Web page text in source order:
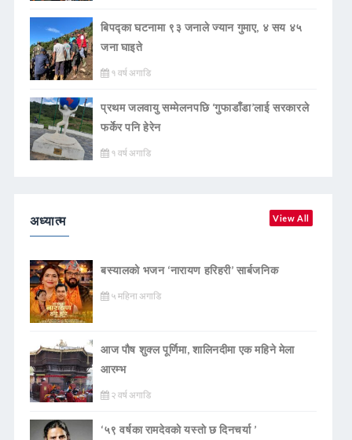
बिपद्का घटनामा ९३ जनाले ज्यान गुमाए, ४ सय ४५
जना घाइते
१ वर्ष अगाडि
प्रथम जलवायु सम्मेलनपछि ‘गुफाडाँडा’लाई सरकारले
फर्केर पनि हेरेन
१ वर्ष अगाडि
अध्यात्म View All
बस्यालको भजन ‘नारायण हरिहरी’ सार्बजनिक
५ महिना अगाडि
आज पौष शुक्ल पूर्णिमा, शालिनदीमा एक महिने मेला
आरम्भ
२ वर्ष अगाडि
‘५९ वर्षका रामदेवकाे यस्ताे छ दिनचर्या ’